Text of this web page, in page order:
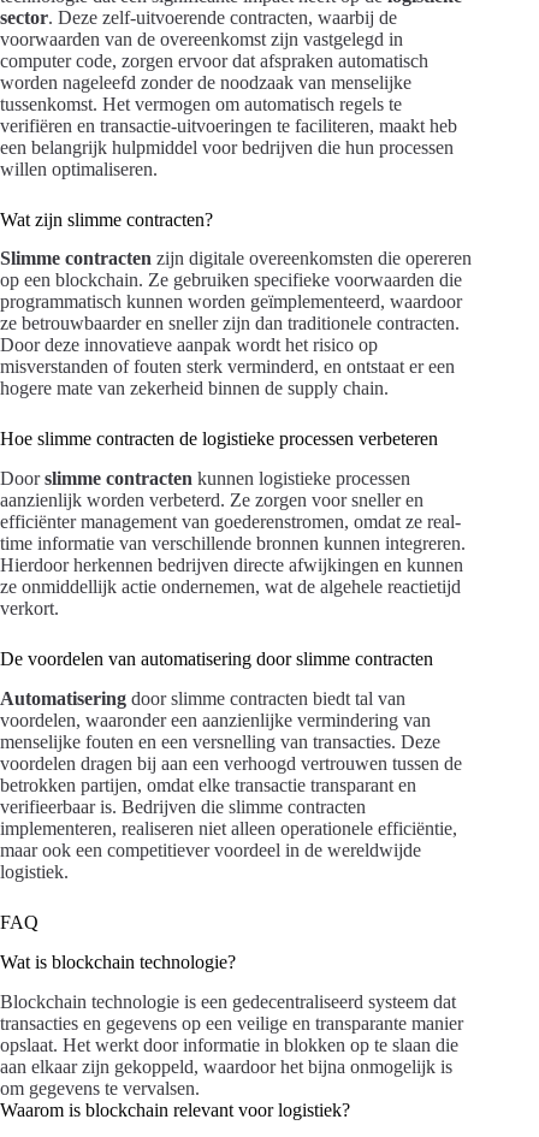
sector. Deze zelf-uitvoerende contracten, waarbij de
voorwaarden van de overeenkomst zijn vastgelegd in
computer code, zorgen ervoor dat afspraken automatisch
worden nageleefd zonder de noodzaak van menselijke
tussenkomst. Het vermogen om automatisch regels te
verifiëren en transactie-uitvoeringen te faciliteren, maakt heb
een belangrijk hulpmiddel voor bedrijven die hun processen
willen optimaliseren.
Wat zijn slimme contracten?
Slimme contracten zijn digitale overeenkomsten die opereren
op een blockchain. Ze gebruiken specifieke voorwaarden die
programmatisch kunnen worden geïmplementeerd, waardoor
ze betrouwbaarder en sneller zijn dan traditionele contracten.
Door deze innovatieve aanpak wordt het risico op
misverstanden of fouten sterk verminderd, en ontstaat er een
hogere mate van zekerheid binnen de supply chain.
Hoe slimme contracten de logistieke processen verbeteren
Doorslimme contracten kunnen logistieke processen
aanzienlijk worden verbeterd. Ze zorgen voor sneller en
efficiënter management van goederenstromen, omdat ze real-
time informatie van verschillende bronnen kunnen integreren.
Hierdoor herkennen bedrijven directe afwijkingen en kunnen
ze onmiddellijk actie ondernemen, wat de algehele reactietijd
verkort.
De voordelen van automatisering door slimme contracten
Automatisering door slimme contracten biedt tal van
voordelen, waaronder een aanzienlijke vermindering van
menselijke fouten en een versnelling van transacties. Deze
voordelen dragen bij aan een verhoogd vertrouwen tussen de
betrokken partijen, omdat elke transactie transparant en
verifieerbaar is. Bedrijven die slimme contracten
implementeren, realiseren niet alleen operationele efficiëntie,
maar ook een competitiever voordeel in de wereldwijde
logistiek.
FAQ
Wat is blockchain technologie?
Blockchain technologie is een gedecentraliseerd systeem dat
transacties en gegevens op een veilige en transparante manier
opslaat. Het werkt door informatie in blokken op te slaan die
aan elkaar zijn gekoppeld, waardoor het bijna onmogelijk is
om gegevens te vervalsen.
Waarom is blockchain relevant voor logistiek?